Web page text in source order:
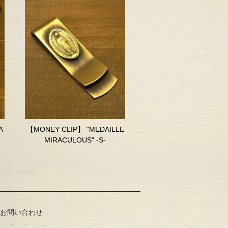
【MONEY CLIP】 "MEDAILLE
MIRACULOUS" -S-
お問い合わせ